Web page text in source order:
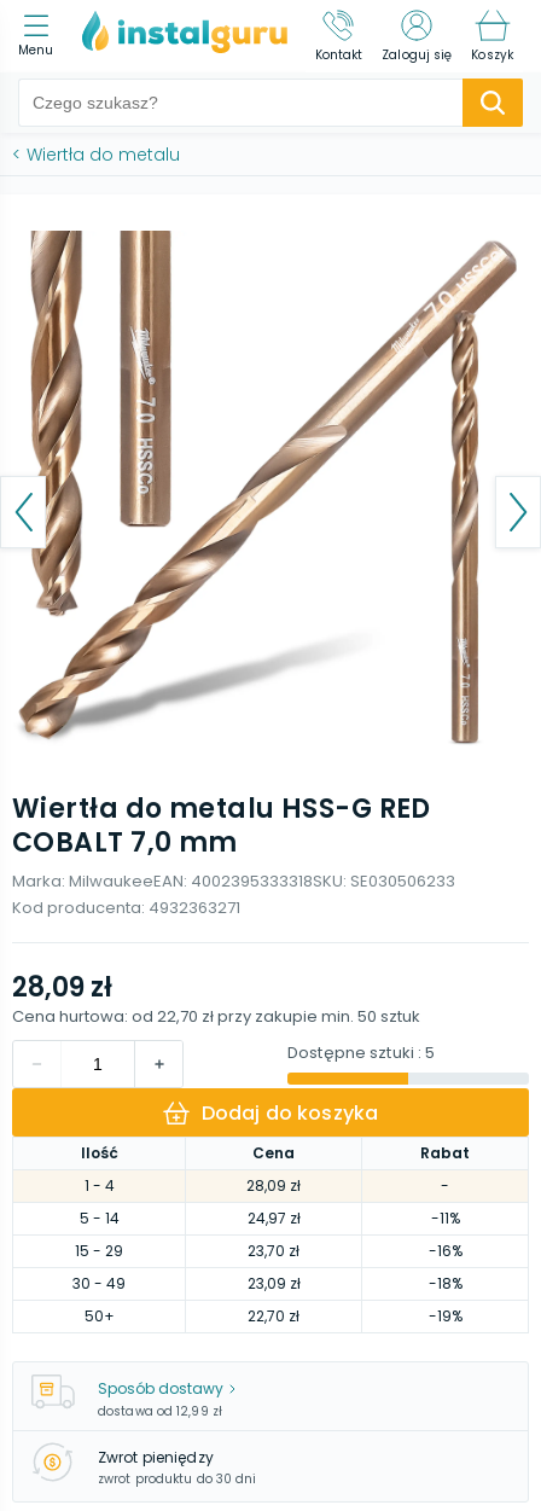
Menu Kontakt Zaloguj się Koszyk
< Wiertła do metalu
Wiertła do metalu HSS-G RED
COBALT 7,0 mm
Marka: MilwaukeeEAN: 4002395333318SKU: SE030506233
Kod producenta: 4932363271
Ilość Cena
Rabat
1 - 4 28,09 zł
-
5 - 14 24,97 zł
-11%
15 - 29 23,70 zł
-16%
30 - 49 23,09 zł
-18%
50+ 22,70 zł -19%
28,09 zł
Cena hurtowa: od 22,70 złprzy zakupie min. 50 sztuk
Dostępne sztuki : 5
Dodaj do koszyka
Sposób dostawy
dostawa od 12,99 zł
Zwrot pieniędzy
zwrot produktu do 30 dni